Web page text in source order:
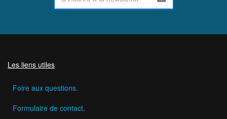
Les liens utiles
Foire aux questions.
Formulaire de contact.